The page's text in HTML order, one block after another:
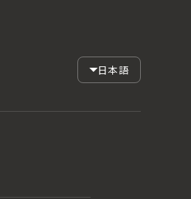
日本語